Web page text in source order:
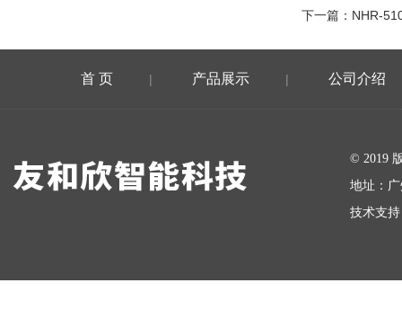
下一篇： NHR-
首 页 | 产品展示 | 公司介绍
© 2019
地址：
技术支